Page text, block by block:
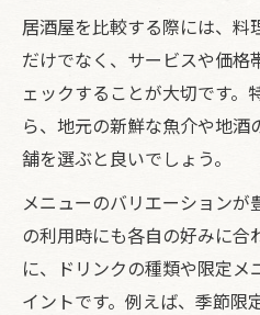
居酒屋を比較する際には、料
だけでなく、サービスや価格
ェックすることが大切です。
ら、地元の新鮮な魚介や地
舗を選ぶと良いでしょう。
メニューのバリエーションが
の利用時にも各自の好みに合
に、ドリンクの種類や限定
イントです。例えば、季節限